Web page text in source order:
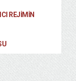
REJIMIN